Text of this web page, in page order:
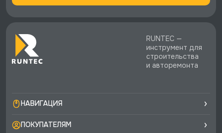
RUNTEC —
инструмент для
строительства
и авторемонта
НАВИГАЦИЯ
ПОКУПАТЕЛЯМ